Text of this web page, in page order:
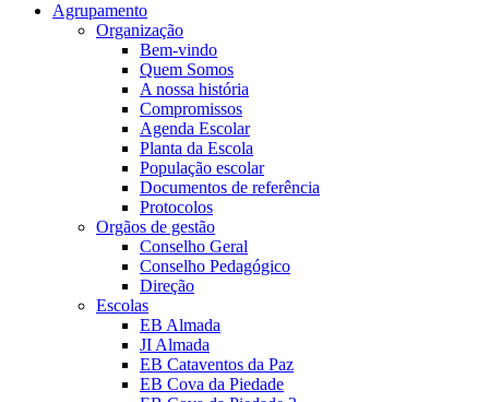
Agrupamento
Organização
Bem-vindo
Quem Somos
A nossa história
Compromissos
Agenda Escolar
Planta da Escola
População escolar
Documentos de referência
Protocolos
Orgãos de gestão
Conselho Geral
Conselho Pedagógico
Direção
Escolas
EB Almada
JI Almada
EB Cataventos da Paz
EB Cova da Piedade